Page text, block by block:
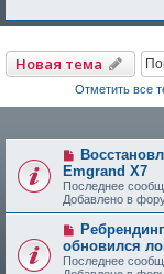
Новая тема
Отметить все
Emgrand X7
Последнее
Добавлено в
обновился
Последнее